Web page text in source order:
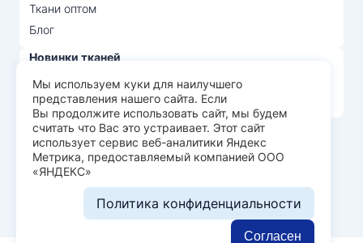
Ткани оптом
Блог
Новинки тканей
Распродажа тканей
Лидеры продаж
© Арт Текс — продажа тканей оптом, 2026
Пользовательское соглашение
Политика конфиденциальности
Разработка сайта —
Мы используем куки для наилучшего
представления нашего сайта. Если
Вы продолжите использовать сайт, мы будем
считать что Вас это устраивает. Этот сайт
использует сервис веб-аналитики Яндекс
Метрика, предоставляемый компанией ООО
«ЯНДЕКС»
Политика конфиденциальности
Согласен